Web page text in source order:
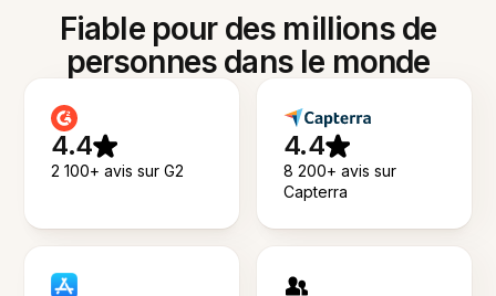
Fiable pour des millions de
personnes dans le monde
4.4
2 100+ avis sur G2
4.4
8 200+ avis sur
Capterra